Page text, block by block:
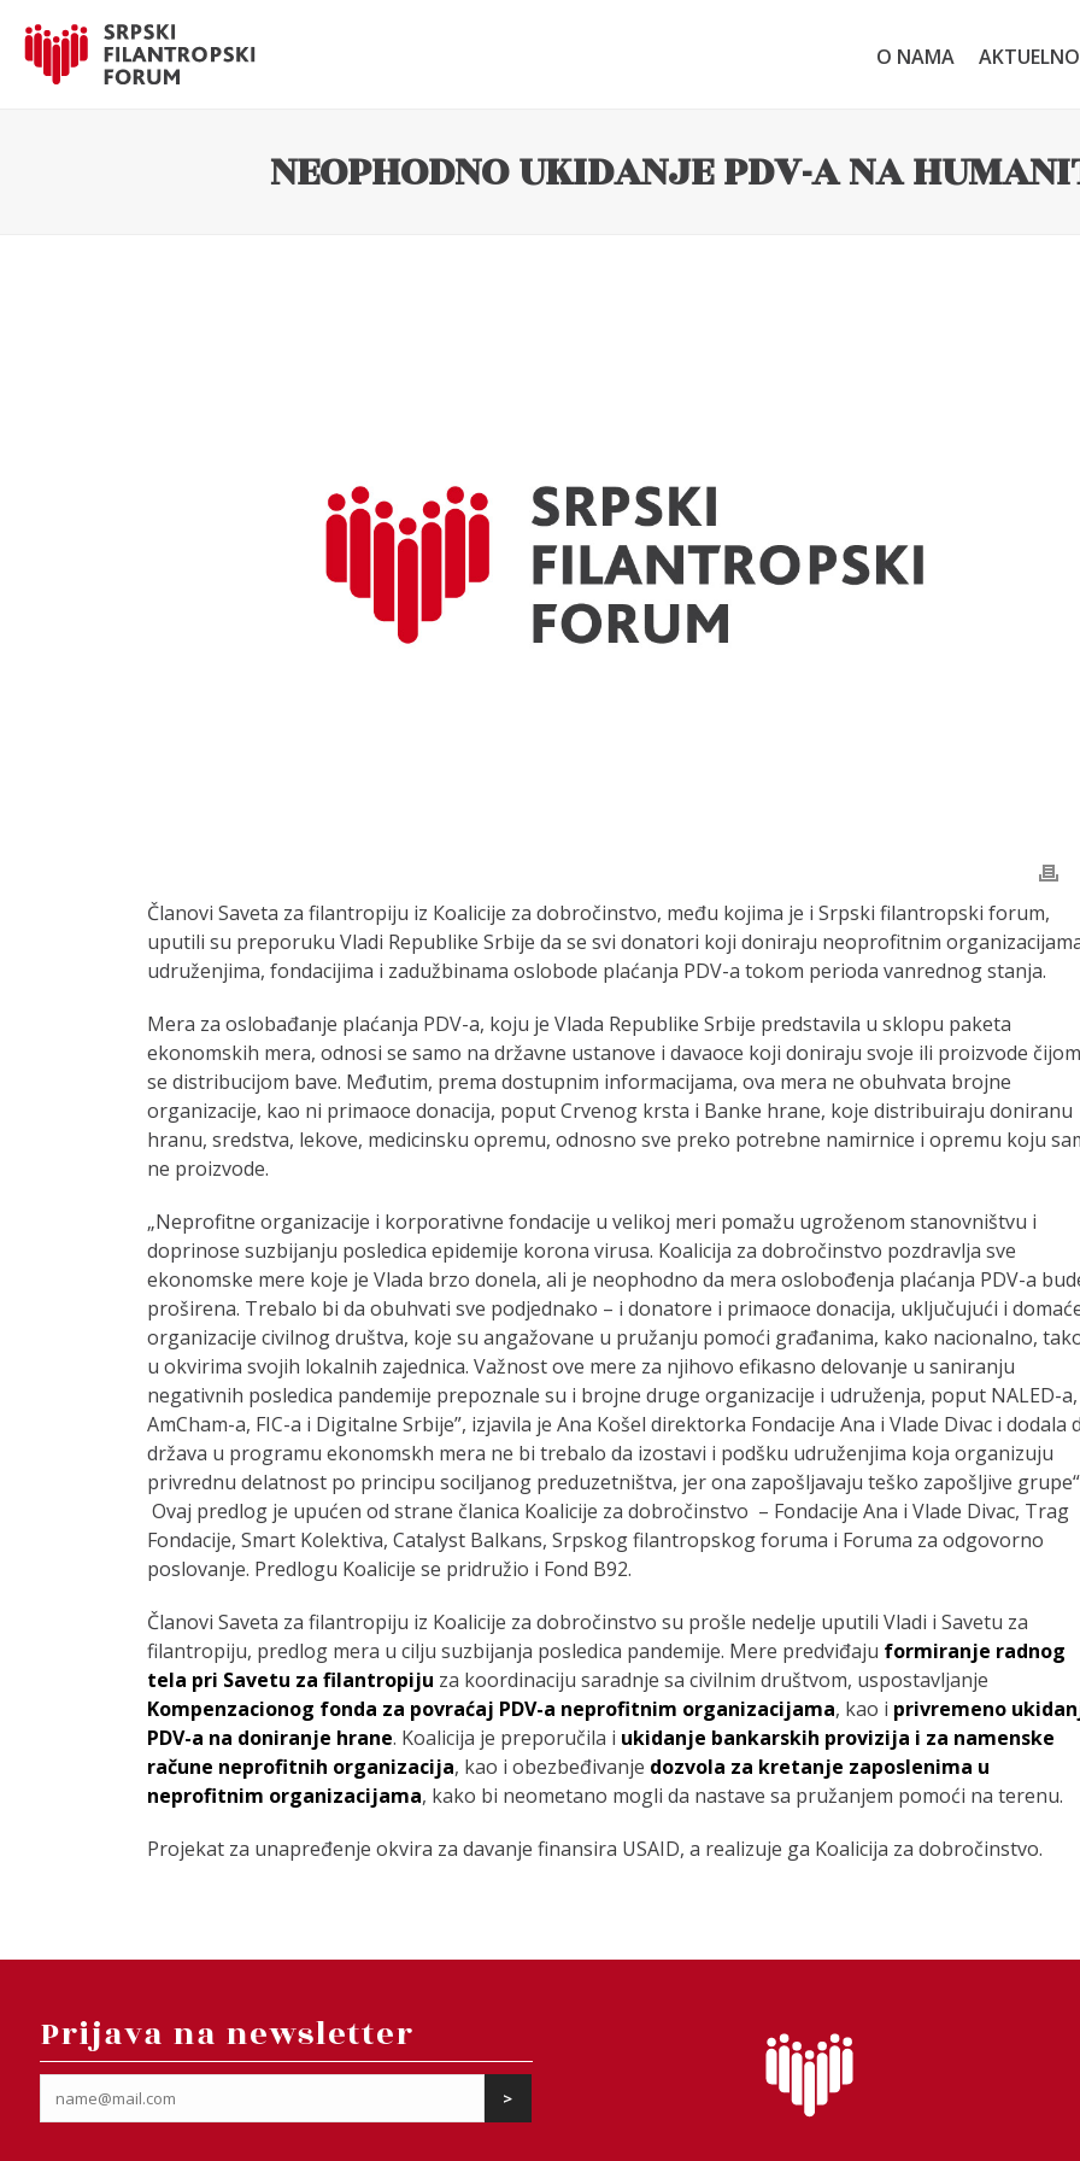
O NAMA
NEOPHODNO UKIDANJE PDV-A NA
Članovi Saveta za filantropiju iz Кoalicije za dobročinstvo, među kojima je i Srpski filantropski forum,
uputili su preporuku Vladi Republike Srbije da se svi donatori koji doniraju neoprofitnim
udruženjima, fondacijima i zadužbinama oslobode plaćanja PDV-a tokom perioda vanrednog stanja.
Mera za oslobađanje plaćanja PDV-a, koju je Vlada Republike Srbije predstavila u sklopu paketa
ekonomskih mera, odnosi se samo na državne ustanove i davaoce koji doniraju svoje ili proizvode čijom
se distribucijom bave. Međutim, prema dostupnim informacijama, ova mera ne obuhvata brojne
organizacije, kao ni primaoce donacija, poput Crvenog krsta i Banke hrane, koje distribuiraju doniranu
hranu, sredstva, lekove, medicinsku opremu, odnosno sve preko potrebne namirnice i opremu koju
ne proizvode.
„Neprofitne organizacije i korporativne fondacije u velikoj meri pomažu ugroženom stanovništvu i
doprinose suzbijanju posledica epidemije korona virusa. Koalicija za dobročinstvo pozdravlja sve
ekonomske mere koje je Vlada brzo donela, ali je neophodno da mera oslobođenja plaćanja PDV-a
proširena. Trebalo bi da obuhvati sve podjednako – i donatore i primaoce donacija, uključujući i
organizacije civilnog društva, koje su angažovane u pružanju pomoći građanima, kako nacionalno,
u okvirima svojih lokalnih zajednica. Važnost ove mere za njihovo efikasno delovanje u saniranju
negativnih posledica pandemije prepoznale su i brojne druge organizacije i udruženja, poput NALED-a,
AmCham-a, FIC-a i Digitalne Srbije”, izjavila je Ana Košel direktorka Fondacije Ana i Vlade Divac i dodala
država u programu ekonomskh mera ne bi trebalo da izostavi i podšku udruženjima koja organizuju
privrednu delatnost po principu sociljanog preduzetništva, jer ona zapošljavaju teško zapošljive
Ovaj predlog je upućen od strane članica Koalicije za dobročinstvo – Fondacije Ana i Vlade Divac, Trag
Fondacije, Smart Kolektiva, Catalyst Balkans, Srpskog filantropskog foruma i Foruma za odgovorno
poslovanje. Predlogu Koalicije se pridružio i Fond B92.
Članovi Saveta za filantropiju iz Koalicije za dobročinstvo su prošle nedelje uputili Vladi i Savetu za
filantropiju, predlog mera u cilju suzbijanja posledica pandemije. Mere predviđaju formiranje radnog
tela pri Savetu za filantropiju za koordinaciju saradnje sa civilnim društvom, uspostavljanje
Kompenzacionog fonda za povraćaj PDV-a neprofitnim organizacijama, kao i privremeno
PDV-a na doniranje hrane. Koalicija je preporučila i ukidanje bankarskih provizija i za namenske
račune neprofitnih organizacija, kao i obezbeđivanje dozvola za kretanje zaposlenima u
neprofitnim organizacijama, kako bi neometano mogli da nastave sa pružanjem pomoći na terenu.
Projekat za unapređenje okvira za davanje finansira USAID, a realizuje ga Koalicija za dobročinstvo.
Prijava na newsletter